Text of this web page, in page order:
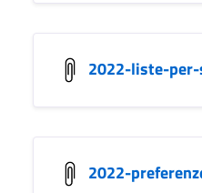
2022-liste-per-
2022-